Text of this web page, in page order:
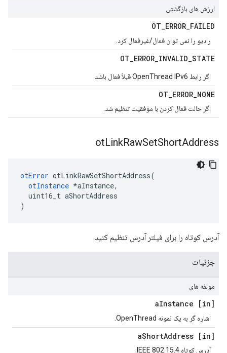
ارزش های بازگشتی
OT_ERROR_FAILED
رادیو را نمی توان فعال/غیرفعال کرد.
OT_ERROR_INVALID_STATE
اگر رابط OpenThread IPv6 قبلاً فعال باشد.
OT_ERROR_NONE
اگر حالت فعال کردن با موفقیت تنظیم شد.
otLinkRawSetShortAddress
otError otLinkRawSetShortAddress(
otInstance *aInstance,
uint16_t aShortAddress
)
آدرس کوتاه را برای فیلتر آدرس تنظیم کنید.
جزئیات
مولفه های
[in] a
Instance
اشاره گر به یک نمونه OpenThread.
[in] a
ShortAddress
آدرس کوتاه IEEE 802.15.4.